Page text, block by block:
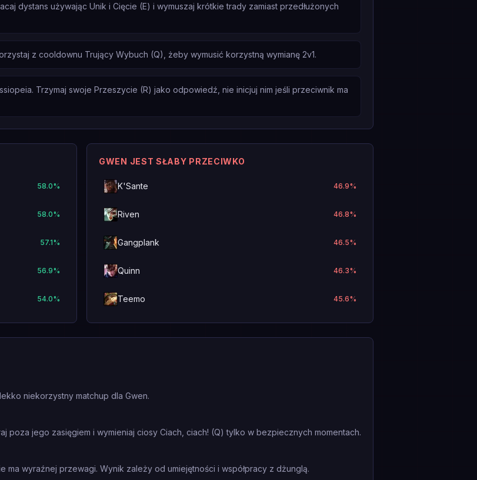
dystans używając Unik i Cięcie (E) i wymuszaj krótkie trady zamiast przedłużonych
z cooldownu Trujący Wybuch (Q), żeby wymusić korzystną wymianę 2v1.
Trzymaj swoje Przeszycie (R) jako odpowiedź, nie inicjuj nim jeśli przeciwnik ma
58.0%
58.0%
57.1%
56.9%
54.0%
GWEN JEST SŁABY PRZECIWKO
K'Sante 46.9%
Riven 46.8%
Gangplank 46.5%
Quinn 46.3%
Teemo 45.6%
niekorzystny matchup dla Gwen.
poza jego zasięgiem i wymieniaj ciosy Ciach, ciach! (Q) tylko w bezpiecznych momentach.
wyraźnej przewagi. Wynik zależy od umiejętności i współpracy z dżunglą.